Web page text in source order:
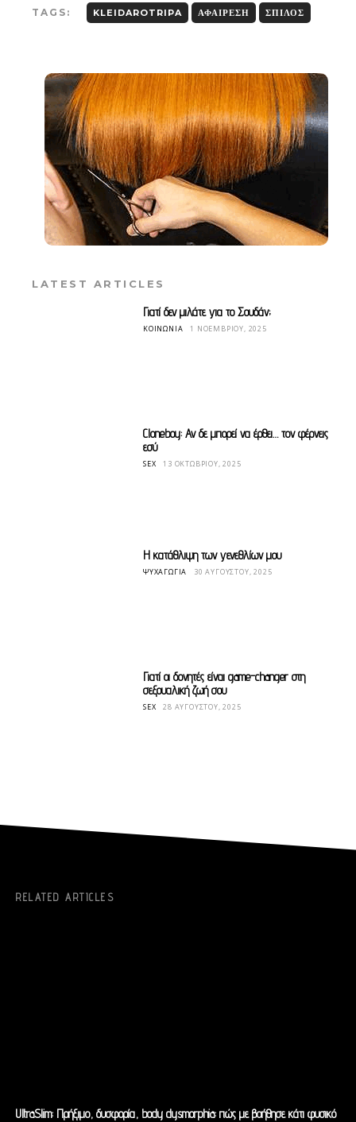
TAGS: KLEIDAROTRIPA ΑΦΑΊΡΕΣΗ ΣΠΊΛΟΣ
LATEST ARTICLES
Γιατί δεν μιλάτε για το Σουδάν;
ΚΟΙΝΩΝΊΑ 1 ΝΟΕΜΒΡΊΟΥ, 2025
Cloneboy: Αν δε μπορεί να έρθει… τον φέρνεις
εσύ
SEX 13 ΟΚΤΩΒΡΊΟΥ, 2025
Η κατάθλιψη των γενεθλίων μου
ΨΥΧΑΓΩΓΊΑ 30 ΑΥΓΟΎΣΤΟΥ, 2025
Γιατί οι δονητές είναι game-changer στη
σεξουαλική ζωή σου
SEX 28 ΑΥΓΟΎΣΤΟΥ, 2025
RELATED ARTICLES
UltraSlim: Πρήξιμο, δυσφορία, body dysmorphia: πώς με βοήθησε κάτι φυσικό